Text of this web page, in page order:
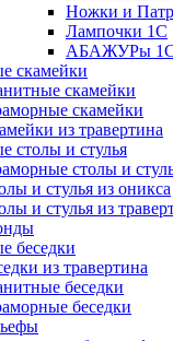
Ножки и
Лампочки 1С
АБАЖУРы
скамейки
скамейки
скамейки
из травертина
столы и стулья
столы и
и стулья из оникса
и стулья из
беседки
из травертина
беседки
беседки